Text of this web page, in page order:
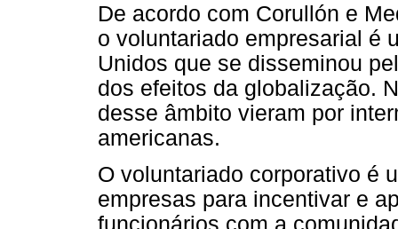
De acordo com Corullón e
o voluntariado empresarial é
Unidos que se disseminou
dos efeitos da globalização.
desse âmbito vieram por
americanas.
O voluntariado corporativo é
empresas para incentivar e
funcionários com a